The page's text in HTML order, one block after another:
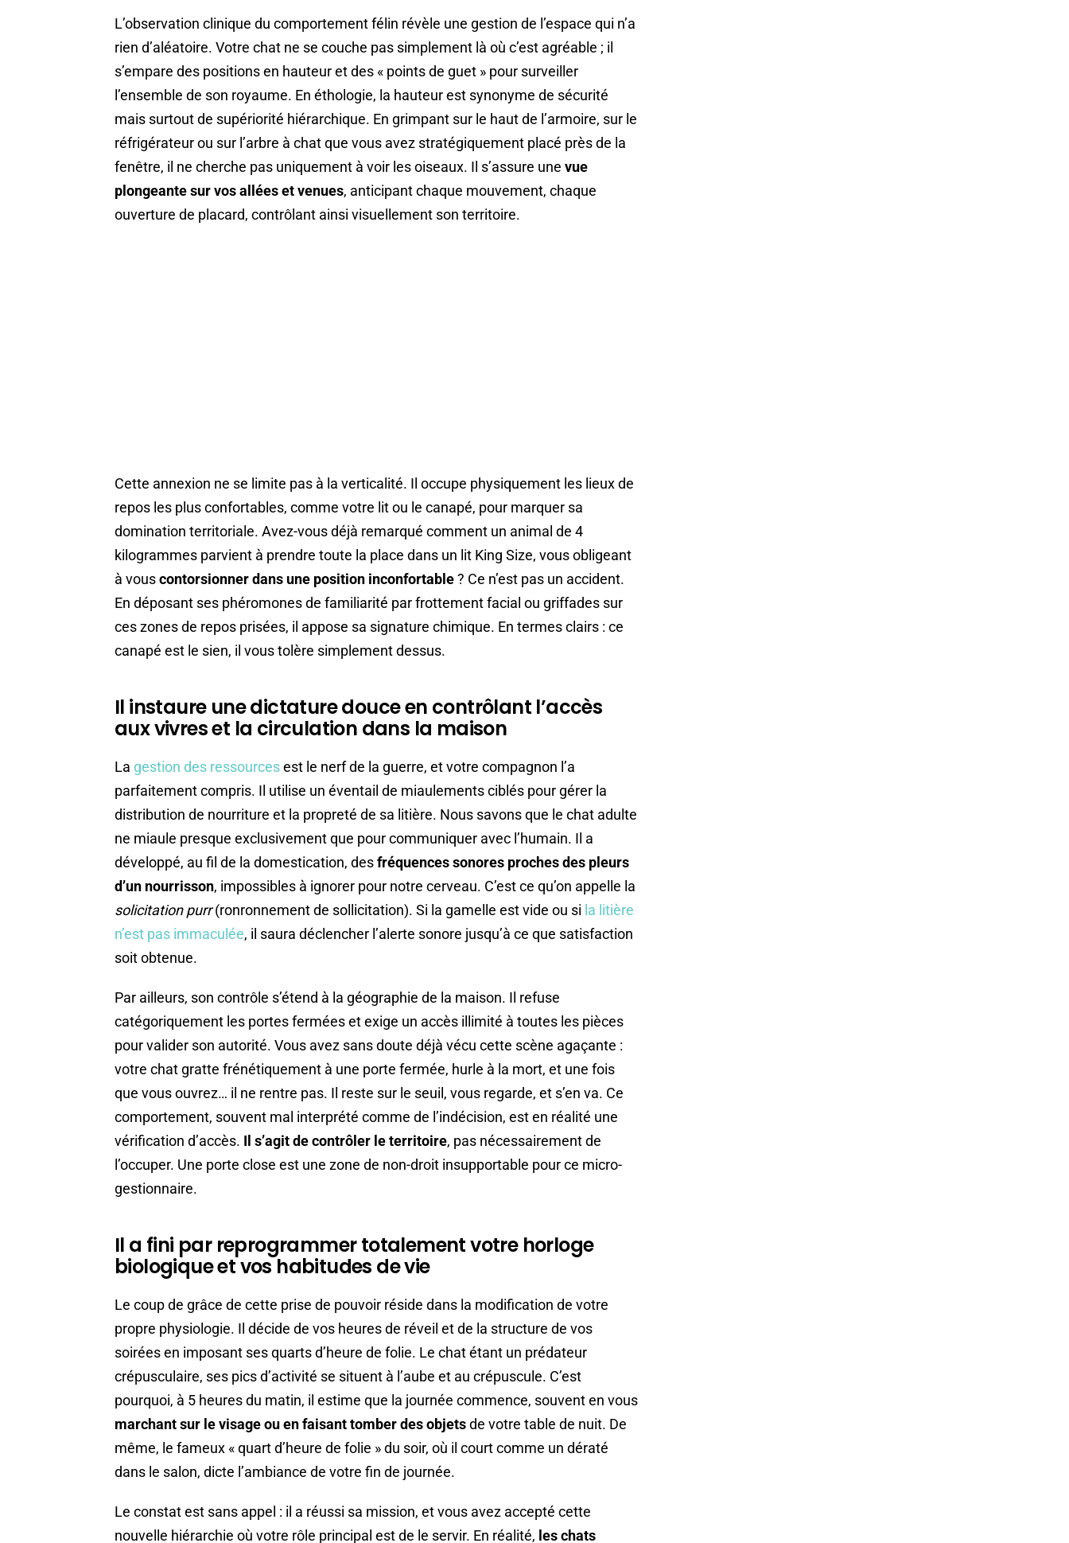
L’observation clinique du comportement félin révèle une gestion de l’espace qui n’a
rien d’aléatoire. Votre chat ne se couche pas simplement là où c’est agréable ; il
s’empare des positions en hauteur et des « points de guet » pour surveiller
l’ensemble de son royaume. En éthologie, la hauteur est synonyme de sécurité
mais surtout de supériorité hiérarchique. En grimpant sur le haut de l’armoire, sur le
réfrigérateur ou sur l’arbre à chat que vous avez stratégiquement placé près de la
fenêtre, il ne cherche pas uniquement à voir les oiseaux. Il s’assure une vue
plongeante sur vos allées et venues, anticipant chaque mouvement, chaque
ouverture de placard, contrôlant ainsi visuellement son territoire.
Cette annexion ne se limite pas à la verticalité. Il occupe physiquement les lieux de
repos les plus confortables, comme votre lit ou le canapé, pour marquer sa
domination territoriale. Avez-vous déjà remarqué comment un animal de 4
kilogrammes parvient à prendre toute la place dans un lit King Size, vous obligeant
à vouscontorsionner dans une position inconfortable? Ce n’est pas un accident.
En déposant ses phéromones de familiarité par frottement facial ou griffades sur
ces zones de repos prisées, il appose sa signature chimique. En termes clairs : ce
canapé est le sien, il vous tolère simplement dessus.
Il instaure une dictature douce en contrôlant l’accès
aux vivres et la circulation dans la maison
La gestion des ressourcesest le nerf de la guerre, et votre compagnon l’a
parfaitement compris. Il utilise un éventail de miaulements ciblés pour gérer la
distribution de nourriture et la propreté de sa litière. Nous savons que le chat adulte
ne miaule presque exclusivement que pour communiquer avec l’humain. Il a
développé, au fil de la domestication, desfréquences sonores proches des pleurs
d’un nourrisson, impossibles à ignorer pour notre cerveau. C’est ce qu’on appelle la
solicitation purr(ronronnement de sollicitation). Si la gamelle est vide ou si la litière
n’est pas immaculée, il saura déclencher l’alerte sonore jusqu’à ce que satisfaction
soit obtenue.
Par ailleurs, son contrôle s’étend à la géographie de la maison. Il refuse
catégoriquement les portes fermées et exige un accès illimité à toutes les pièces
pour valider son autorité. Vous avez sans doute déjà vécu cette scène agaçante :
votre chat gratte frénétiquement à une porte fermée, hurle à la mort, et une fois
que vous ouvrez… il ne rentre pas. Il reste sur le seuil, vous regarde, et s’en va. Ce
comportement, souvent mal interprété comme de l’indécision, est en réalité une
vérification d’accès. Il s’agit de contrôler le territoire, pas nécessairement de
l’occuper. Une porte close est une zone de non-droit insupportable pour ce micro-
gestionnaire.
Il a fini par reprogrammer totalement votre horloge
biologique et vos habitudes de vie
Le coup de grâce de cette prise de pouvoir réside dans la modification de votre
propre physiologie. Il décide de vos heures de réveil et de la structure de vos
soirées en imposant ses quarts d’heure de folie. Le chat étant un prédateur
crépusculaire, ses pics d’activité se situent à l’aube et au crépuscule. C’est
pourquoi, à 5 heures du matin, il estime que la journée commence, souvent en vous
marchant sur le visage ou en faisant tomber des objetsde votre table de nuit. De
même, le fameux « quart d’heure de folie » du soir, où il court comme un dératé
dans le salon, dicte l’ambiance de votre fin de journée.
Le constat est sans appel : il a réussi sa mission, et vous avez accepté cette
nouvelle hiérarchie où votre rôle principal est de le servir. En réalité, les chats